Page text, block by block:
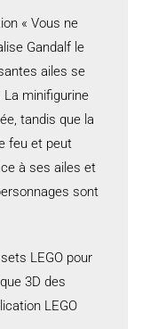
« Vous ne
Gandalf le
ailes se
minifigurine
tandis que la
feu et peut
à ses ailes et
sont
LEGO pour
3D des
LEGO